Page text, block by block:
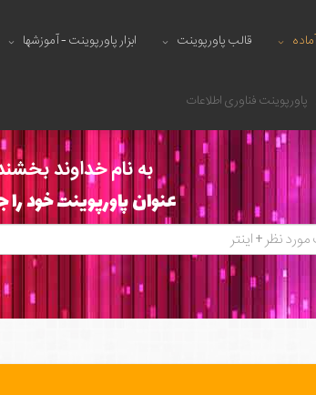
قالب پاورپوینت ابزار پاورپوینت - آموزشها
پاورپوینت فناوری اطلاعات
به نام خداوند
عنوان پاورپوینت خود